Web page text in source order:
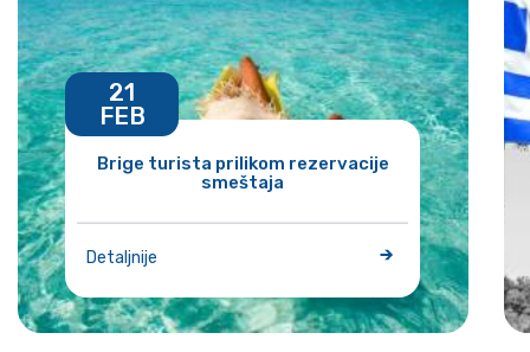
Brige turista prilikom rezervacije
smeštaja
Detaljnije
21
FEB